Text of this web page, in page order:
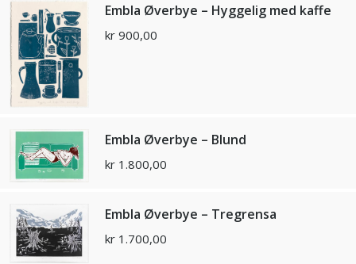
Embla Øverbye – Hyggelig med kaffe
kr 900,00
Embla Øverbye – Blund
kr 1.800,00
Embla Øverbye – Tregrensa
kr 1.700,00